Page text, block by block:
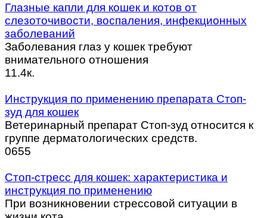
Глазные капли для кошек и котов от
слезоточивости, воспаления, инфекционных
заболеваний
Заболевания глаз у кошек требуют
внимательного отношения
11.4к.
Инструкция по применению препарата Стоп-
зуд для кошек
Ветеринарный препарат Стоп-зуд относится к
группе дерматологических средств.
0655
Стоп-стресс для кошек: характеристика и
инструкция по применению
При возникновении стрессовой ситуации в